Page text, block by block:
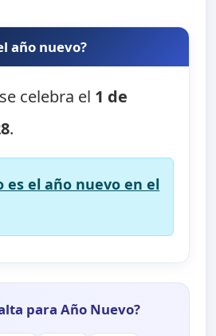
año nuevo?
celebra el 1 de
.
es el año nuevo en el
para Año Nuevo?